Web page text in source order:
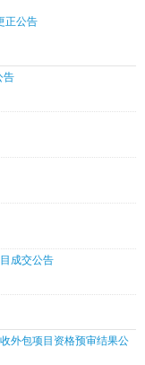
正公告
告
成交公告
外包项目资格预审结果公